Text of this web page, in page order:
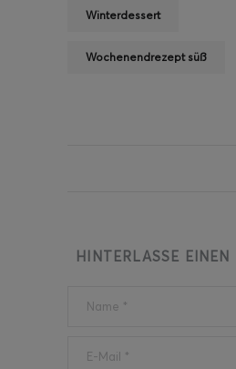
Winterdessert
Wochenendrezept süß
HINTERLASSE EINEN